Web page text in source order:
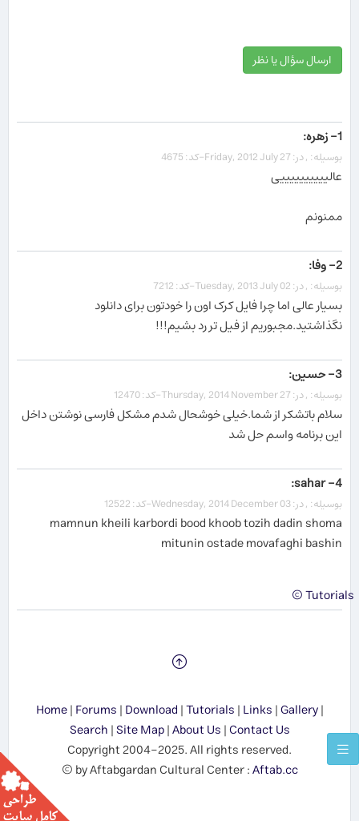
ارسال سؤال یا نظر
1- زهره:
بوسیله: , در: Friday, 2012 July 27-کد: 4675
عالییییییییییی
ممنونم
2- وفا:
بوسیله: , در: Tuesday, 2013 July 02-کد: 7212
بسیار عالی اما چرا فایل کرک اون را خودتون برای دانلود
نگذاشتید.مجبوریم از فیل تر رد بشیم!!!
3- حسین:
بوسیله: , در: Thursday, 2014 November 27-کد: 12470
سلام باتشکر از شما.خیلی خوشحال شدم مشکل فارسی نوشتن داخل
این برنامه واسم حل شد
4- sahar:
بوسیله: , در: Wednesday, 2014 December 03-کد: 12522
mamnun kheili karbordi bood khoob tozih dadin shoma
mitunin ostade movafaghi bashin
Tutorials ©
Home|Forums|Download|Tutorials|Links|Gallery|
Search|Site Map|About Us|Contact Us
Copyright 2004-2025. All rights reserved.
© by Aftabgardan Cultural Center :Aftab.cc